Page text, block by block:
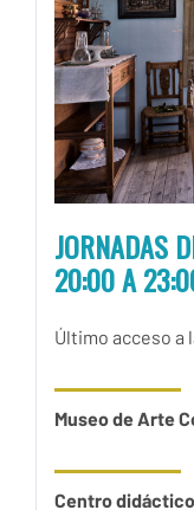
JORNADAS
20:00 A
Último acceso a
Museo de Arte
Centro